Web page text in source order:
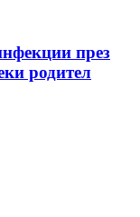
през
родител